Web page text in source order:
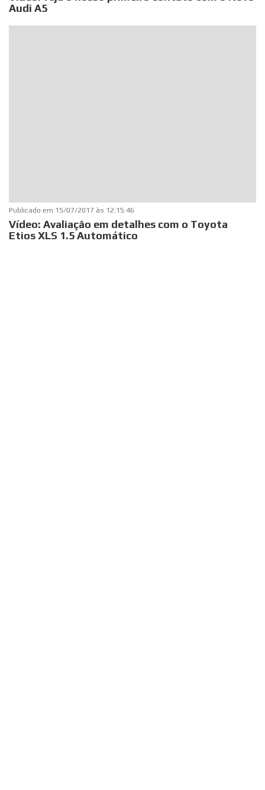
Audi A5
Publicado em 15/07/2017 às 12:15:46
Vídeo: Avaliação em detalhes com o Toyota
Etios XLS 1.5 Automático